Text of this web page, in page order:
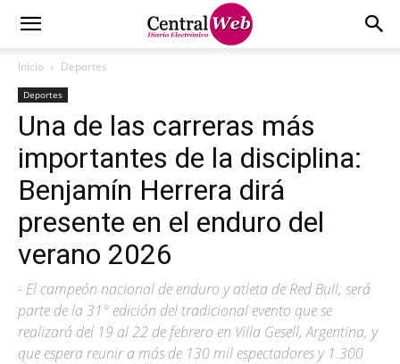
Inicio Deportes
Deportes
Una de las carreras más
importantes de la disciplina:
Benjamín Herrera dirá
presente en el enduro del
verano 2026
- El campeón nacional de enduro y atleta de Red Bull, será
parte de la 31° edición del tradicional evento que se
realizará del 19 al 22 de febrero en Villa Gesell, Argentina, y
que espera reunir a más de 130 mil espectadores y 1.300